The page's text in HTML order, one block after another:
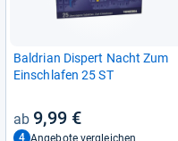
Bal­drian Dispert Nacht Zum
Ein­schla­fen 25 ST
9,99 €
4 Angebote vergleichen